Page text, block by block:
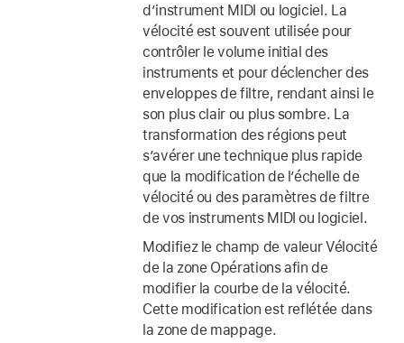
d’instrument MIDI ou logiciel. La
vélocité est souvent utilisée pour
contrôler le volume initial des
instruments et pour déclencher des
enveloppes de filtre, rendant ainsi le
son plus clair ou plus sombre. La
transformation des régions peut
s’avérer une technique plus rapide
que la modification de l’échelle de
vélocité ou des paramètres de filtre
de vos instruments MIDI ou logiciel.
Modifiez le champ de valeur Vélocité
de la zone Opérations afin de
modifier la courbe de la vélocité.
Cette modification est reflétée dans
la zone de mappage.